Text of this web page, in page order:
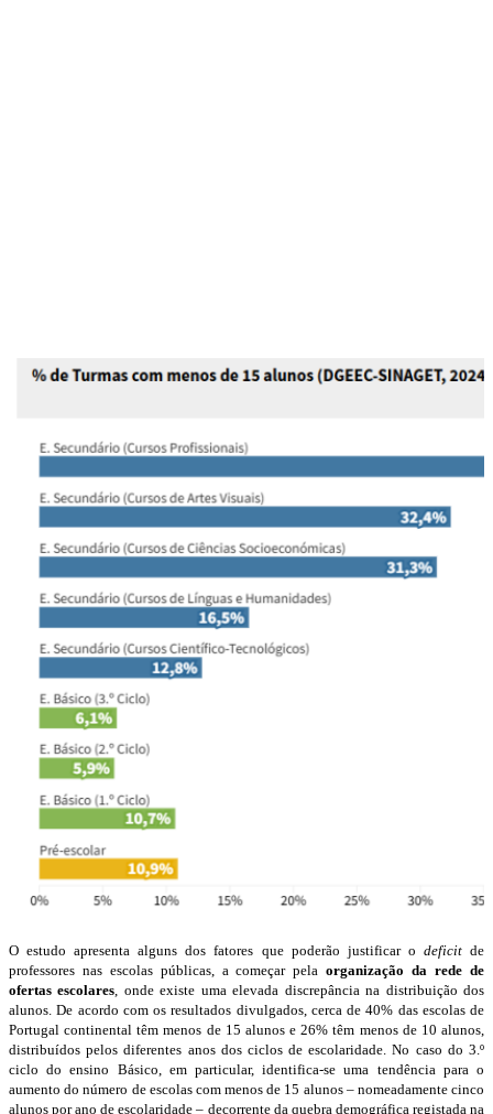
O estudo apresenta alguns dos fatores que poderão justificar o deficitde
professores nas escolas públicas, a começar pelaorganização da rede de
ofertas escolares, onde existe uma elevada discrepância na distribuição dos
alunos. De acordo com os resultados divulgados, cerca de 40% das escolas de
Portugal continental têm menos de 15 alunos e 26% têm menos de 10 alunos,
distribuídos pelos diferentes anos dos ciclos de escolaridade. No caso do 3.º
ciclo do ensino Básico, em particular, identifica-se uma tendência para o
aumento do número de escolas com menos de 15 alunos – nomeadamente cinco
alunos por ano de escolaridade – decorrente da quebra demográfica registada na